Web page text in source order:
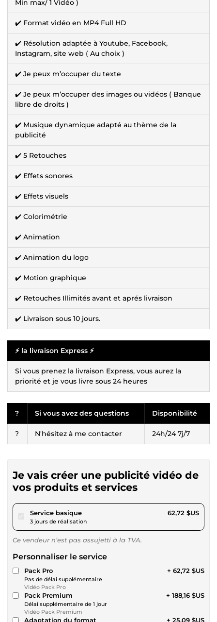
Min max/ 1 Vidéo )
✔️ Format vidéo en MP4 Full HD
✔️ Résolution adaptée à Youtube, Facebook,
Instagram, site web ( Au choix )
✔️ Je peux m’occuper du texte
✔️ Je peux m’occuper des images ou vidéos ( Banque
libre de droits )
✔️ Musique dynamique adapté au thème de la
publicité
✔️ 5 Retouches
✔️ Effets sonores
✔️ Effets visuels
✔️ Colorimétrie
✔️ Animation
✔️ Animation du logo
✔️ Motion graphique
✔️ Retouches Illimités avant et aprés livraison
✔️ Livraison sous 10 jours.
⚡ la livraison Express ⚡
Si vous prenez la livraison Express, vous aurez la
priorité et je vous livre sous 24 heures
?️ Si vous avez des questions Disponibilité
? N'hésitez à me contacter 24h/24 7j/7
Je vais créer une publicité vidéo de
vos produits et services
Service basiquepour 57,81 $US
3 jours de réalisation
62,72 $US
Ce vendeur n’est pas assujetti à la TVA.
Personnaliser le service
Pack Pro
Pas de délai supplémentaire
Vidéo Pack Pro
+ 62,72 $US
Pack Premium
Délai supplémentaire de 1 jour
Vidéo Pack Premium
+ 188,16 $US
Adaptation du format + 25,09 $US